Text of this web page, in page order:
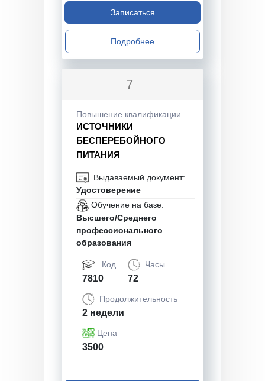
Записаться
Подробнее
7
Повышение квалификации
ИСТОЧНИКИ
БЕСПЕРЕБОЙНОГО
ПИТАНИЯ
Выдаваемый документ:
Удостоверение
Обучение на базе:
Высшего/Среднего
профессионального
образования
Код
7810
Часы
72
Продолжительность
2 недели
Цена
3500